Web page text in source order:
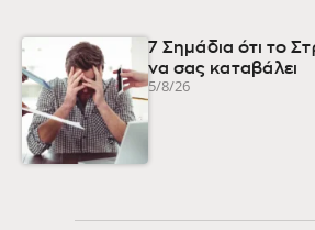
7 Σημάδια ότι το
να σας καταβάλει
5/8/26